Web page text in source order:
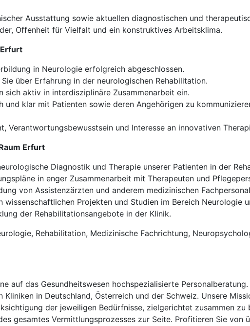
Ausstattung sowie aktuellen diagnostischen und
Offenheit für Vielfalt und ein konstruktives Arbeitsklima.
in Neurologie erfolgreich abgeschlossen.
über Erfahrung in der neurologischen Rehabilitation.
sich aktiv in interdisziplinäre Zusammenarbeit ein.
und klar mit Patienten sowie deren Angehörigen zu
Verantwortungsbewusstsein und Interesse an innovativen
Erfurt
Diagnostik und Therapie unserer Patienten in der
in enger Zusammenarbeit mit Therapeuten und
von Assistenzärzten und anderem medizinischen
wissenschaftlichen Projekten und Studien im Bereich Neurologie
der Rehabilitationsangebote in der Klinik.
Rehabilitation, Medizinische Fachrichtung,
auf das Gesundheitswesen hochspezialisierte
in Deutschland, Österreich und der Schweiz. Unsere
der jeweiligen Bedürfnisse, zielgerichtet zusammen zu
gesamtes Vermittlungsprozesses zur Seite. Profitieren Sie von